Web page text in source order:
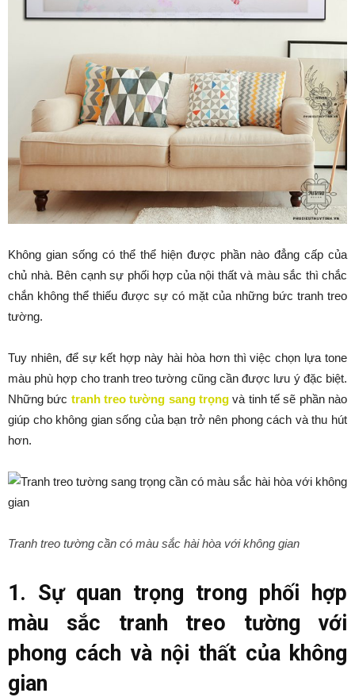
Không gian sống có thể thể hiện được phần nào đẳng cấp của
chủ nhà. Bên cạnh sự phối hợp của nội thất và màu sắc thì chắc
chắn không thể thiếu được sự có mặt của những bức tranh treo
tường.
Tuy nhiên, để sự kết hợp này hài hòa hơn thì việc chọn lựa tone
màu phù hợp cho tranh treo tường cũng cần được lưu ý đặc biệt.
Những bức tranh treo tường sang trọng và tinh tế sẽ phần nào
giúp cho không gian sống của bạn trở nên phong cách và thu hút
hơn.
Tranh treo tường cần có màu sắc hài hòa với không gian
1. Sự quan trọng trong phối hợp
màu sắc tranh treo tường với
phong cách và nội thất của không
gian